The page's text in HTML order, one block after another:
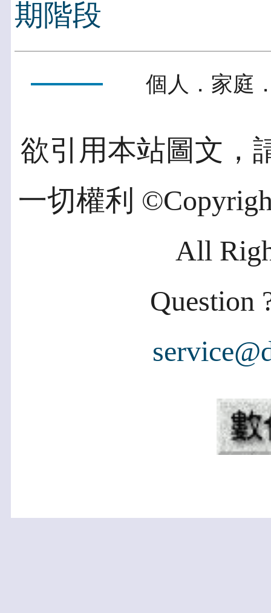
期階段
個人．家庭
欲引用本站圖文，
一切權利
All
Question